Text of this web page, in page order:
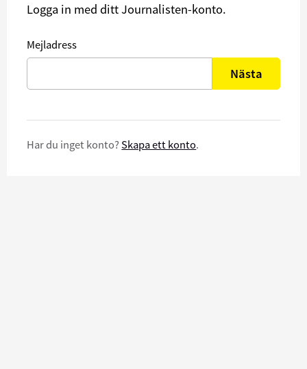
Logga in med ditt Journalisten-konto.
Mejladress
Nästa
Har du inget konto? Skapa ett konto.